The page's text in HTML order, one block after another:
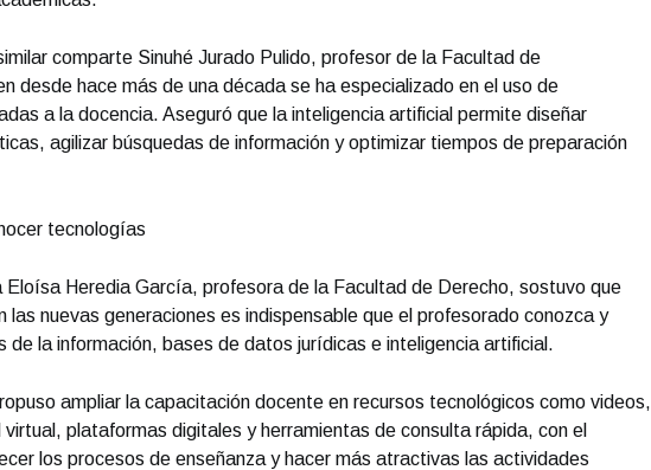
comparte Sinuhé Jurado Pulido, profesor de la Facultad de
desde hace más de una década se ha especializado en el uso de
a la docencia. Aseguró que la inteligencia artificial permite diseñar
agilizar búsquedas de información y optimizar tiempos de preparación
tecnologías
Eloísa Heredia García, profesora de la Facultad de Derecho, sostuvo que
las nuevas generaciones es indispensable que el profesorado conozca y
de la información, bases de datos jurídicas e inteligencia artificial.
ampliar la capacitación docente en recursos tecnológicos como videos,
plataformas digitales y herramientas de consulta rápida, con el
los procesos de enseñanza y hacer más atractivas las actividades
REPORTE4 | 29 05 2026 con Rodolfo Flores
Mayo 29 l 7 Visitas